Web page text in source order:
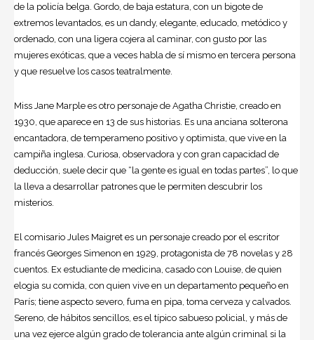
de la policía belga. Gordo, de baja estatura, con un bigote de
extremos levantados, es un dandy, elegante, educado, metódico y
ordenado, con una ligera cojera al caminar, con gusto por las
mujeres exóticas, que a veces habla de sí mismo en tercera persona
y que resuelve los casos teatralmente.
Miss Jane Marple es otro personaje de Agatha Christie, creado en
1930, que aparece en 13 de sus historias. Es una anciana solterona
encantadora, de temperameno positivo y optimista, que vive en la
campiña inglesa. Curiosa, observadora y con gran capacidad de
deducción, suele decir que “la gente es igual en todas partes”, lo que
la lleva a desarrollar patrones que le permiten descubrir los
misterios.
El comisario Jules Maigret es un personaje creado por el escritor
francés Georges Simenon en 1929, protagonista de 78 novelas y 28
cuentos. Ex estudiante de medicina, casado con Louise, de quien
elogia su comida, con quien vive en un departamento pequeño en
París; tiene aspecto severo, fuma en pipa, toma cerveza y calvados.
Sereno, de hábitos sencillos, es el típico sabueso policial, y más de
una vez ejerce algún grado de tolerancia ante algún criminal si la